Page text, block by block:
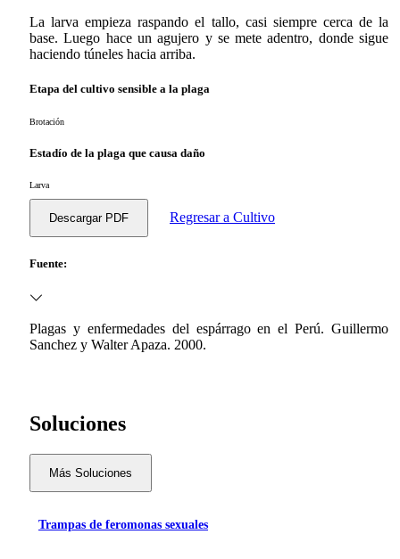
La larva empieza raspando el tallo, casi siempre cerca de la
base. Luego hace un agujero y se mete adentro, donde sigue
haciendo túneles hacia arriba.
Etapa del cultivo sensible a la plaga
Brotación
Estadío de la plaga que causa daño
Larva
Descargar PDF Regresar a Cultivo
Fuente:
Plagas y enfermedades del espárrago en el Perú. Guillermo
Sanchez y Walter Apaza. 2000.
Soluciones
Más Soluciones
Trampas de feromonas sexuales